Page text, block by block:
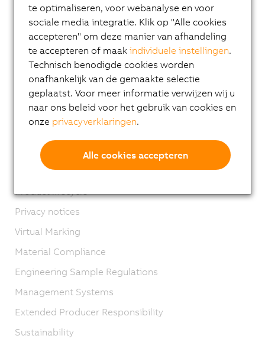
Press Room
AutoMates
Email news service
Career
Locations
Imprint
Product lifecycle
Privacy notices
Virtual Marking
Material Compliance
Engineering Sample Regulations
Management Systems
Extended Producer Responsibility
Sustainability
te optimaliseren, voor webanalyse en voor
sociale media integratie. Klik op "Alle cookies
accepteren" om deze manier van afhandeling
te accepteren of maakindividuele instellingen.
Technisch benodigde cookies worden
onafhankelijk van de gemaakte selectie
geplaatst. Voor meer informatie verwijzen wij u
naar ons beleid voor het gebruik van cookies en
onze privacyverklaringen.
Alle cookies accepteren